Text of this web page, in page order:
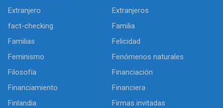
Extranjero
Extranjeros
fact-checking
Familia
Familias
Felicidad
Feminismo
Fenómenos naturales
Filosofía
Financiación
Financiamiento
Financiera
Finlandia
Firmas invitadas